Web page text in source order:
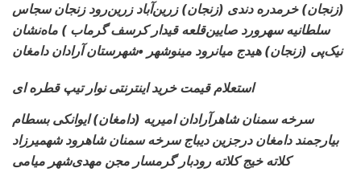
(زنجان) خرمدره دندی (زنجان) زرین‌آباد زرین‌رود زنجان سجاس
سلطانیه سهرورد صایین‌قلعه قیدار کرسف گرماب ) ماه‌نشان
نیک‌پی (زنجان) هیدج میانرود مینوشهر •شهرستان آرادان دامغان
استعلام قیمت خرید اینترنتی نوار تیپ قطره ای
سرخه سمنان شاهرآرادان امیریه (دامغان) ایوانکی بسطام
بیارجمند دامغان درجزین دیباج سرخه سمنان شاهرود شهمیرزاد
کلاته خیج کلاته رودبار گرمسار مجن مهدی‌شهر میامی